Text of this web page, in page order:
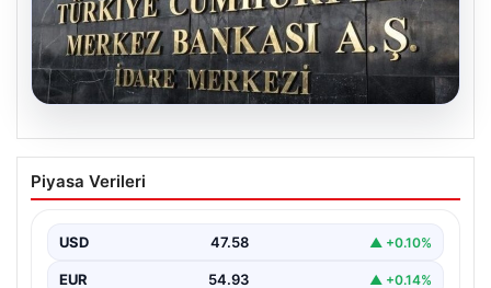
05.08.2026
Merkez Bankası’nın Nisan faiz kararı:
Tarih, saat ve ekonomist beklentileri
Kurulu, nisan ayı faiz kararını açıklamak üzere
toplanıyor.…
Piyasa Verileri
USD 47.58 ▲ +0.10%
EUR 54.93 ▲ +0.14%